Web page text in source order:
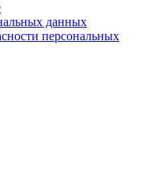
данных
персональных